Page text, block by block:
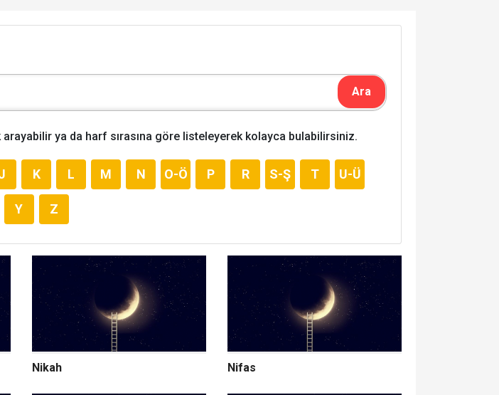
ya da harf sırasına göre listeleyerek kolayca bulabilirsiniz.
K L M N O-Ö P R S-Ş T U-Ü
Y Z
Nikah Nifas